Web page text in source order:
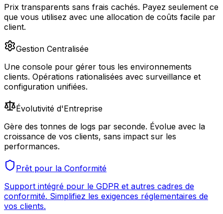
Prix transparents sans frais cachés. Payez seulement ce
que vous utilisez avec une allocation de coûts facile par
client.
Gestion Centralisée
Une console pour gérer tous les environnements
clients. Opérations rationalisées avec surveillance et
configuration unifiées.
Évolutivité d'Entreprise
Gère des tonnes de logs par seconde. Évolue avec la
croissance de vos clients, sans impact sur les
performances.
Prêt pour la Conformité
Support intégré pour le GDPR et autres cadres de
conformité. Simplifiez les exigences réglementaires de
vos clients.